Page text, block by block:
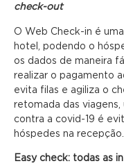
check-out
O Web Check-in é
hotel, podendo o
os dados de maneira
realizar o pagamento
evita filas e agiliza o
retomada das viagens,
contra a covid-19 é
hóspedes na recepção.
Easy check: todas as